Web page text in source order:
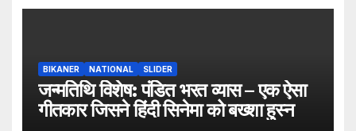
BIKANER NATIONAL SLIDER
जन्मतिथि विशेष: पंडित भरत व्यास – एक ऐसा
गीतकार जिसने हिंदी सिनेमा को बख्शा हुस्न